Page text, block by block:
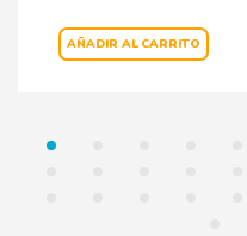
AÑADIR AL CARRITO